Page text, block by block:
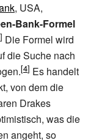
, USA,
Bank-Formel
Die Formel wird
die Suche nach
Es handelt
von dem die
Drakes
was die
angeht, so